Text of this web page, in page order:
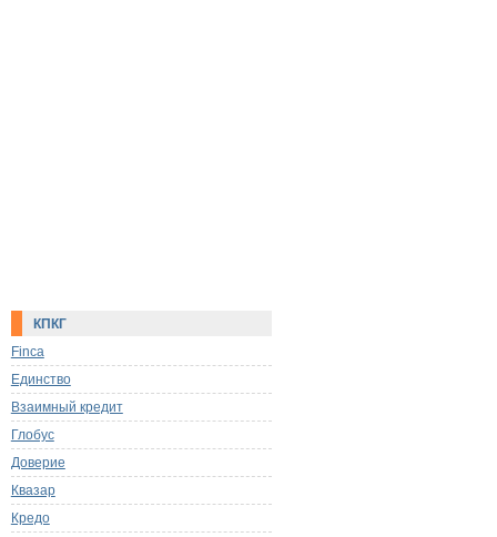
КПКГ
Finca
Единство
Взаимный кредит
Глобус
Доверие
Квазар
Кредо